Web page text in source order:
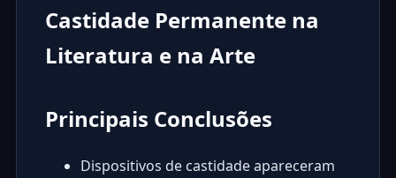
Castidade Permanente na
Literatura e na Arte
Principais Conclusões
Dispositivos de castidade apareceram